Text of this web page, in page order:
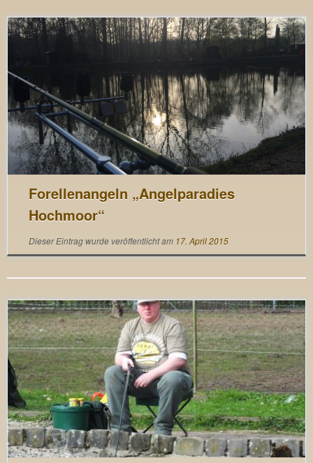
Forellenangeln „Angelparadies
Hochmoor“
Dieser Eintrag wurde veröffentlicht am 17. April 2015